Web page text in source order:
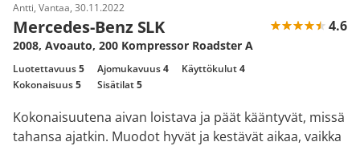
Antti, Vantaa, 30.11.2022
Mercedes-Benz SLK 4.6
2008, Avoauto, 200 Kompressor Roadster A
Luotettavuus5 Ajomukavuus4 Käyttökulut4
Kokonaisuus5 Sisätilat5
Kokonaisuutena aivan loistava ja päät kääntyvät, missä
tahansa ajatkin. Muodot hyvät ja kestävät aikaa, vaikka